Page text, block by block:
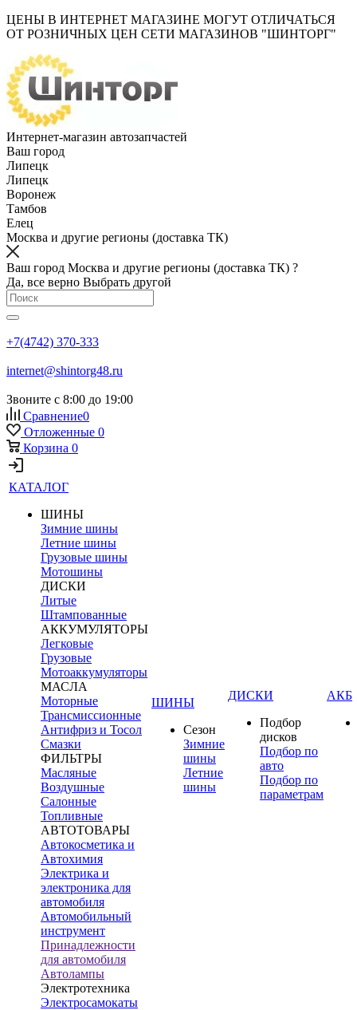
ЦЕНЫ В ИНТЕРНЕТ МАГАЗИНЕ МОГУТ ОТЛИЧАТЬСЯ
ОТ РОЗНИЧНЫХ ЦЕН СЕТИ МАГАЗИНОВ "ШИНТОРГ"
Интернет-магазин автозапчастей
Ваш город
Липецк
Липецк
Воронеж
Тамбов
Елец
Москва и другие регионы (доставка ТК)
Ваш город Москва и другие регионы (доставка ТК) ?
Да, все верно Выбрать другой
+7(4742) 370-333
internet@shintorg48.ru
Звоните с 8:00 до 19:00
Сравнение0
Отложенные 0
Корзина 0
КАТАЛОГ
ШИНЫ
Зимние шины
Летние шины
Грузовые шины
Мотошины
ДИСКИ
Литые
Штампованные
АККУМУЛЯТОРЫ
Легковые
Грузовые
Мотоаккумуляторы
МАСЛА
Моторные
Трансмиссионные
Антифриз и Тосол
Смазки
ФИЛЬТРЫ
Масляные
Воздушные
Салонные
Топливные
АВТОТОВАРЫ
Автокосметика и
Автохимия
Электрика и
электроника для
автомобиля
Автомобильный
инструмент
Принадлежности
для автомобиля
Автолампы
Электротехника
Электросамокаты
ШИНЫ
Сезон
Зимние
шины
Летние
шины
ДИСКИ
Подбор
дисков
Подбор по
авто
Подбор по
параметрам
АКБ